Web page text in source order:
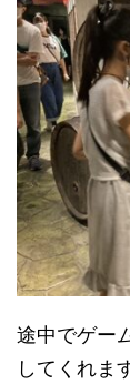
途中でゲー
してくれま